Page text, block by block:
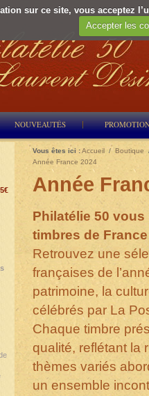
sur ce site, vous acceptez
Accepter les
NOUVEAUTÉS
Vous êtes ici :Accueil / Boutique
Année France 2024
Année
Philatélie 50
timbres de
Retrouvez une
françaises de
patrimoine, la
célébrés par La
Chaque timbre
qualité, reflétant la
thèmes variés
un ensemble